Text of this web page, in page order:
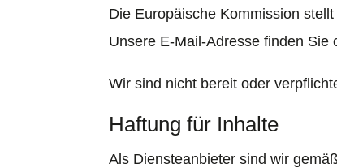
Die Europäische Kommission
Unsere E-Mail-Adresse finden Sie
Wir sind nicht bereit oder
Haftung für Inhalte
Als Diensteanbieter sind wir